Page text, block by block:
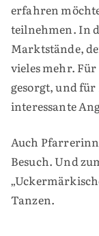
erfahren
teilnehmen. In
Marktstände,
vieles mehr.
gesorgt, und
interessante
Auch
Besuch. Und
Tanzen.